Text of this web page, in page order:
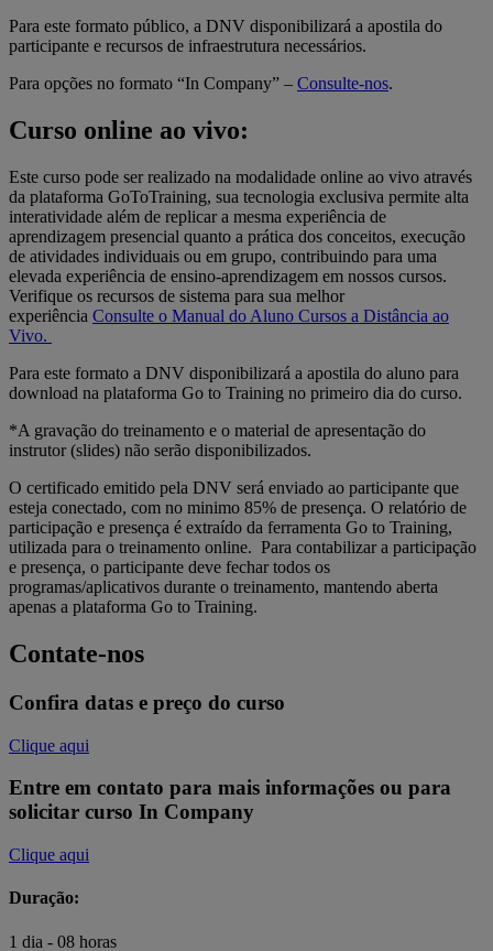
Para este formato público, a DNV disponibilizará a apostila do
participante e recursos de infraestrutura necessários.
Para opções no formato “In Company” – Consulte-nos.
Curso online ao vivo:
Este curso pode ser realizado na modalidade online ao vivo através
da plataforma GoToTraining, sua tecnologia exclusiva permite alta
interatividade além de replicar a mesma experiência de
aprendizagem presencial quanto a prática dos conceitos, execução
de atividades individuais ou em grupo, contribuindo para uma
elevada experiência de ensino-aprendizagem em nossos cursos.
Verifique os recursos de sistema para sua melhor
experiência Consulte o Manual do Aluno Cursos a Distância ao
Vivo.
Para este formato a DNV disponibilizará a apostila do aluno para
download na plataforma Go to Training no primeiro dia do curso.
*A gravação do treinamento e o material de apresentação do
instrutor (slides) não serão disponibilizados.
O certificado emitido pela DNV será enviado ao participante que
esteja conectado, com no minimo 85% de presença. O relatório de
participação e presença é extraído da ferramenta Go to Training,
utilizada para o treinamento online. Para contabilizar a participação
e presença, o participante deve fechar todos os
programas/aplicativos durante o treinamento, mantendo aberta
apenas a plataforma Go to Training.
Contate-nos
Confira datas e preço do curso
Clique aqui
Entre em contato para mais informações ou para
solicitar curso In Company
Clique aqui
Duração:
1 dia - 08 horas